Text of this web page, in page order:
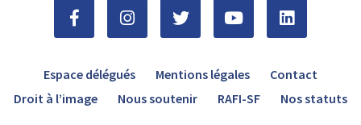
Espace délégués Mentions légales
Contact
Droit à l’image
Nous soutenir RAFI-SF Nos statuts